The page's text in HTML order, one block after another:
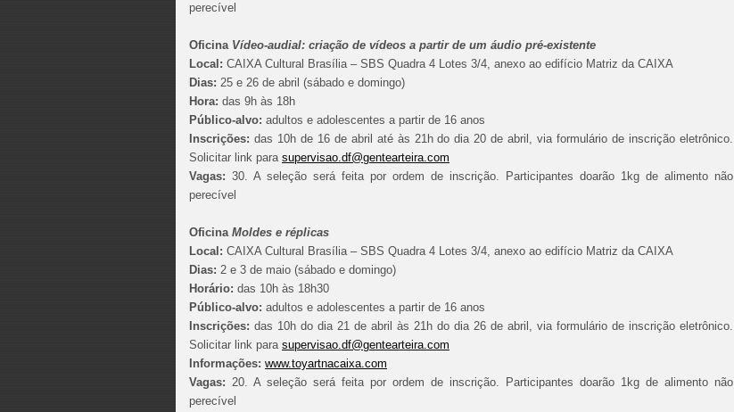
perecível
Oficina Vídeo-audial: criação de vídeos a partir de um áudio pré-existente
Local: CAIXA Cultural Brasília – SBS Quadra 4 Lotes 3/4, anexo ao edifício Matriz da CAIXA
Dias: 25 e 26 de abril (sábado e domingo)
Hora: das 9h às 18h
Público-alvo: adultos e adolescentes a partir de 16 anos
Inscrições: das 10h de 16 de abril até às 21h do dia 20 de abril, via formulário de inscrição eletrônico.
Solicitar link para supervisao.df@gentearteira.com
Vagas: 30. A seleção será feita por ordem de inscrição. Participantes doarão 1kg de alimento não
perecível
Oficina Moldes e réplicas
Local: CAIXA Cultural Brasília – SBS Quadra 4 Lotes 3/4, anexo ao edifício Matriz da CAIXA
Dias: 2 e 3 de maio (sábado e domingo)
Horário: das 10h às 18h30
Público-alvo: adultos e adolescentes a partir de 16 anos
Inscrições: das 10h do dia 21 de abril às 21h do dia 26 de abril, via formulário de inscrição eletrônico.
Solicitar link para supervisao.df@gentearteira.com
Informações: www.toyartnacaixa.com
Vagas: 20. A seleção será feita por ordem de inscrição. Participantes doarão 1kg de alimento não
perecível